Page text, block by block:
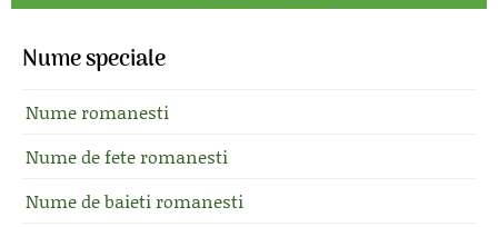
Nume speciale
Nume romanesti
Nume de fete romanesti
Nume de baieti romanesti